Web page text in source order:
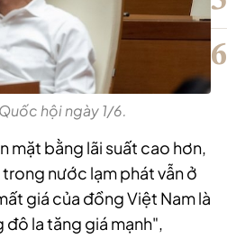
hội ngày 1/6.
mặt bằng lãi suất cao hơn,
nước lạm phát vẫn ở
giá của đồng Việt Nam là
la tăng giá mạnh",
6